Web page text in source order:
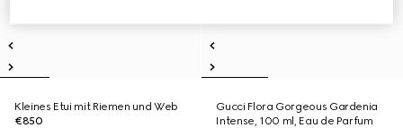
Kleines Etui mit Riemen und Web
€850
Gucci Flora Gorgeous Gardenia
Intense, 100 ml, Eau de Parfum